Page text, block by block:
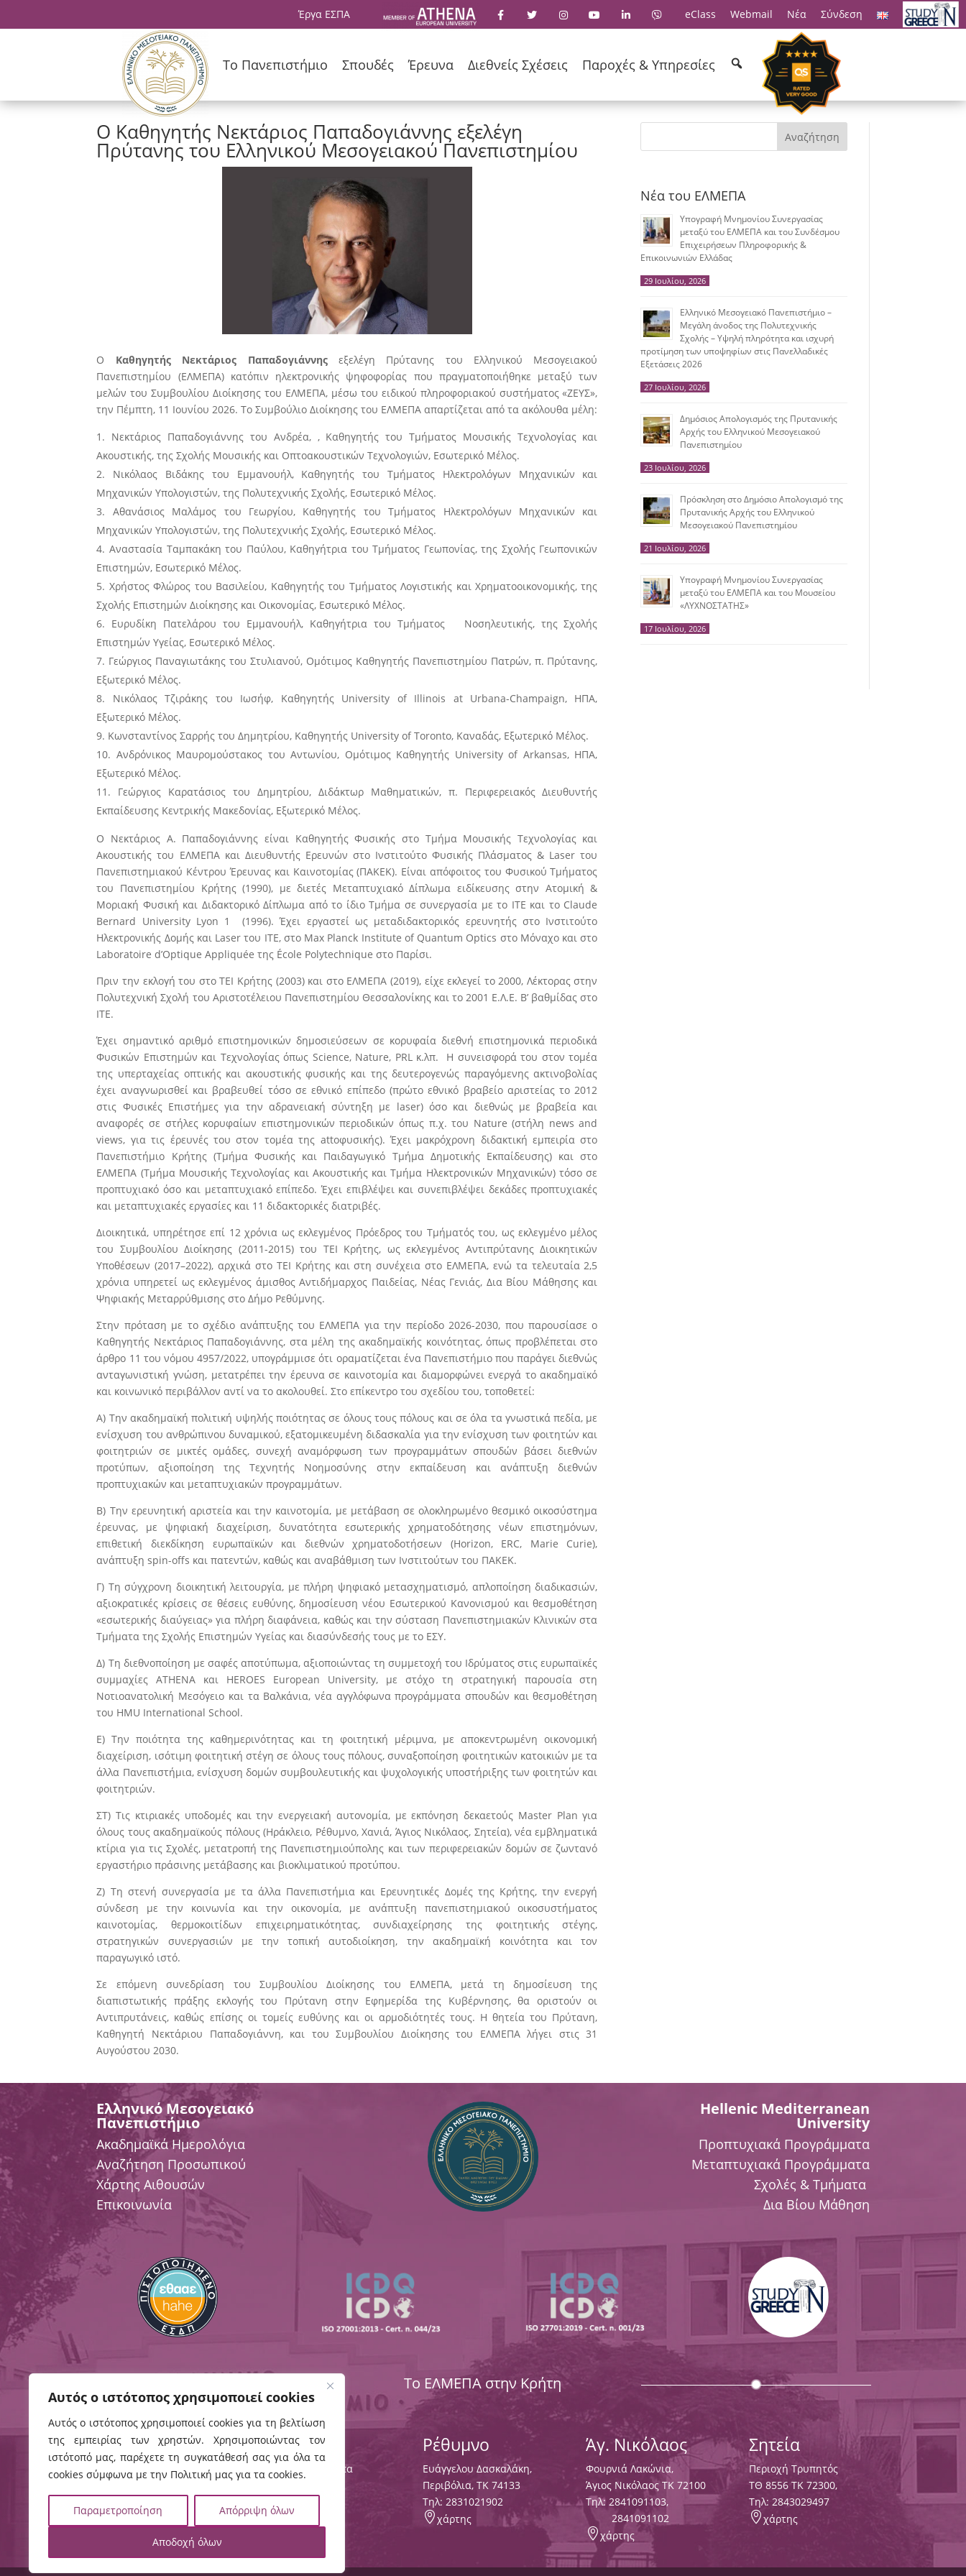
Αυτός ο ιστότοπος χρησιμοποιεί cookies
Αυτός ο ιστότοπος χρησιμοποιεί cookies για τη βελτίωση
της εμπειρίας των χρηστών. Χρησιμοποιώντας τον
ιστότοπό μας, παρέχετε τη συγκατάθεσή σας για όλα τα
cookies σύμφωνα με την Πολιτική μας για τα cookies.
Παραμετροποίηση Απόρριψη όλων
Αποδοχή όλων
Έργα ΕΣΠΑ eClass Webmail Νέα Σύνδεση
Το Πανεπιστήμιο Σπουδές Έρευνα Διεθνείς Σχέσεις Παροχές & Υπηρεσίες
Ο Καθηγητής Νεκτάριος Παπαδογιάννης εξελέγη
Πρύτανης του Ελληνικού Μεσογειακού Πανεπιστημίου
Ο Καθηγητής Νεκτάριος Παπαδογιάννηςεξελέγη Πρύτανης του Ελληνικού Μεσογειακού
Πανεπιστημίου (ΕΛΜΕΠΑ) κατόπιν ηλεκτρονικής ψηφοφορίας που πραγματοποιήθηκε μεταξύ των
μελών του Συμβουλίου Διοίκησης του ΕΛΜΕΠΑ, μέσω του ειδικού πληροφοριακού συστήματος «ΖΕΥΣ»,
την Πέμπτη, 11 Ιουνίου 2026. Το Συμβούλιο Διοίκησης του ΕΛΜΕΠΑ απαρτίζεται από τα ακόλουθα μέλη:
Νεκτάριος Παπαδογιάννης του Ανδρέα, , Καθηγητής του Τμήματος Μουσικής Τεχνολογίας και
Ακουστικής, της Σχολής Μουσικής και Οπτοακουστικών Τεχνολογιών, Εσωτερικό Μέλος.
Νικόλαος Βιδάκης του Εμμανουήλ, Καθηγητής του Τμήματος Ηλεκτρολόγων Μηχανικών και
Μηχανικών Υπολογιστών, της Πολυτεχνικής Σχολής, Εσωτερικό Μέλος.
Αθανάσιος Μαλάμος του Γεωργίου, Καθηγητής του Τμήματος Ηλεκτρολόγων Μηχανικών και
Μηχανικών Υπολογιστών, της Πολυτεχνικής Σχολής, Εσωτερικό Μέλος.
Αναστασία Ταμπακάκη του Παύλου, Καθηγήτρια του Τμήματος Γεωπονίας, της Σχολής Γεωπονικών
Επιστημών, Εσωτερικό Μέλος.
Χρήστος Φλώρος του Βασιλείου, Καθηγητής του Τμήματος Λογιστικής και Χρηματοοικονομικής, της
Σχολής Επιστημών Διοίκησης και Οικονομίας, Εσωτερικό Μέλος.
Ευρυδίκη Πατελάρου του Εμμανουήλ, Καθηγήτρια του Τμήματος Νοσηλευτικής, της Σχολής
Επιστημών Υγείας, Εσωτερικό Μέλος.
Γεώργιος Παναγιωτάκης του Στυλιανού, Ομότιμος Καθηγητής Πανεπιστημίου Πατρών, π. Πρύτανης,
Εξωτερικό Μέλος.
Νικόλαος Τζιράκης του Ιωσήφ, Καθηγητής University of Illinois at Urbana-Champaign, ΗΠΑ,
Εξωτερικό Μέλος.
Κωνσταντίνος Σαρρής του Δημητρίου, Καθηγητής University of Toronto, Καναδάς, Εξωτερικό Μέλος.
Ανδρόνικος Μαυρομούστακος του Αντωνίου, Ομότιμος Καθηγητής University of Arkansas, ΗΠΑ,
Εξωτερικό Μέλος.
Γεώργιος Καρατάσιος του Δημητρίου, Διδάκτωρ Μαθηματικών, π. Περιφερειακός Διευθυντής
Εκπαίδευσης Κεντρικής Μακεδονίας, Εξωτερικό Μέλος.
Ο Νεκτάριος Α. Παπαδογιάννης είναι Καθηγητής Φυσικής στο Τμήμα Μουσικής Τεχνολογίας και
Ακουστικής του ΕΛΜΕΠΑ και Διευθυντής Ερευνών στο Ινστιτούτο Φυσικής Πλάσματος & Laser του
Πανεπιστημιακού Κέντρου Έρευνας και Καινοτομίας (ΠΑΚΕΚ). Είναι απόφοιτος του Φυσικού Τμήματος
του Πανεπιστημίου Κρήτης (1990), με διετές Μεταπτυχιακό Δίπλωμα ειδίκευσης στην Ατομική &
Μοριακή Φυσική και Διδακτορικό Δίπλωμα από το ίδιο Τμήμα σε συνεργασία με το ΙΤΕ και το Claude
Bernard University Lyon 1 (1996). Έχει εργαστεί ως μεταδιδακτορικός ερευνητής στο Ινστιτούτο
Ηλεκτρονικής Δομής και Laser του ΙΤΕ, στο Max Planck Institute of Quantum Optics στο Μόναχο και στο
Laboratoire d’Optique Appliquée της École Polytechnique στο Παρίσι.
Πριν την εκλογή του στο ΤΕΙ Κρήτης (2003) και στο ΕΛΜΕΠΑ (2019), είχε εκλεγεί το 2000, Λέκτορας στην
Πολυτεχνική Σχολή του Αριστοτέλειου Πανεπιστημίου Θεσσαλονίκης και το 2001 Ε.Λ.Ε. Β’ βαθμίδας στο
ΙΤΕ.
Έχει σημαντικό αριθμό επιστημονικών δημοσιεύσεων σε κορυφαία διεθνή επιστημονικά περιοδικά
Φυσικών Επιστημών και Τεχνολογίας όπως Science, Nature, PRL κ.λπ. Η συνεισφορά του στον τομέα
της υπερταχείας οπτικής και ακουστικής φυσικής και της δευτερογενώς παραγόμενης ακτινοβολίας
έχει αναγνωρισθεί και βραβευθεί τόσο σε εθνικό επίπεδο (πρώτο εθνικό βραβείο αριστείας το 2012
στις Φυσικές Επιστήμες για την αδρανειακή σύντηξη με laser) όσο και διεθνώς με βραβεία και
αναφορές σε στήλες κορυφαίων επιστημονικών περιοδικών όπως π.χ. του Nature (στήλη news and
views, για τις έρευνές του στον τομέα της attoφυσικής). Έχει μακρόχρονη διδακτική εμπειρία στο
Πανεπιστήμιο Κρήτης (Τμήμα Φυσικής και Παιδαγωγικό Τμήμα Δημοτικής Εκπαίδευσης) και στο
ΕΛΜΕΠΑ (Τμήμα Μουσικής Τεχνολογίας και Ακουστικής και Τμήμα Ηλεκτρονικών Μηχανικών) τόσο σε
προπτυχιακό όσο και μεταπτυχιακό επίπεδο. Έχει επιβλέψει και συνεπιβλέψει δεκάδες προπτυχιακές
και μεταπτυχιακές εργασίες και 11 διδακτορικές διατριβές.
Διοικητικά, υπηρέτησε επί 12 χρόνια ως εκλεγμένος Πρόεδρος του Τμήματός του, ως εκλεγμένο μέλος
του Συμβουλίου Διοίκησης (2011-2015) του ΤΕΙ Κρήτης, ως εκλεγμένος Αντιπρύτανης Διοικητικών
Υποθέσεων (2017–2022), αρχικά στο ΤΕΙ Κρήτης και στη συνέχεια στο ΕΛΜΕΠΑ, ενώ τα τελευταία 2,5
χρόνια υπηρετεί ως εκλεγμένος άμισθος Αντιδήμαρχος Παιδείας, Νέας Γενιάς, Δια Βίου Μάθησης και
Ψηφιακής Μεταρρύθμισης στο Δήμο Ρεθύμνης.
Στην πρόταση με το σχέδιο ανάπτυξης του ΕΛΜΕΠΑ για την περίοδο 2026-2030, που παρουσίασε ο
Καθηγητής Νεκτάριος Παπαδογιάννης, στα μέλη της ακαδημαϊκής κοινότητας, όπως προβλέπεται στο
άρθρο 11 του νόμου 4957/2022, υπογράμμισε ότι οραματίζεται ένα Πανεπιστήμιο που παράγει διεθνώς
ανταγωνιστική γνώση, μετατρέπει την έρευνα σε καινοτομία και διαμορφώνει ενεργά το ακαδημαϊκό
και κοινωνικό περιβάλλον αντί να το ακολουθεί. Στο επίκεντρο του σχεδίου του, τοποθετεί:
Α) Την ακαδημαϊκή πολιτική υψηλής ποιότητας σε όλους τους πόλους και σε όλα τα γνωστικά πεδία, με
ενίσχυση του ανθρώπινου δυναμικού, εξατομικευμένη διδασκαλία για την ενίσχυση των φοιτητών και
φοιτητριών σε μικτές ομάδες, συνεχή αναμόρφωση των προγραμμάτων σπουδών βάσει διεθνών
προτύπων, αξιοποίηση της Τεχνητής Νοημοσύνης στην εκπαίδευση και ανάπτυξη διεθνών
προπτυχιακών και μεταπτυχιακών προγραμμάτων.
Β) Την ερευνητική αριστεία και την καινοτομία, με μετάβαση σε ολοκληρωμένο θεσμικό οικοσύστημα
έρευνας, με ψηφιακή διαχείριση, δυνατότητα εσωτερικής χρηματοδότησης νέων επιστημόνων,
επιθετική διεκδίκηση ευρωπαϊκών και διεθνών χρηματοδοτήσεων (Horizon, ERC, Marie Curie),
ανάπτυξη spin-offs και πατεντών, καθώς και αναβάθμιση των Ινστιτούτων του ΠΑΚΕΚ.
Γ) Τη σύγχρονη διοικητική λειτουργία, με πλήρη ψηφιακό μετασχηματισμό, απλοποίηση διαδικασιών,
αξιοκρατικές κρίσεις σε θέσεις ευθύνης, δημοσίευση νέου Εσωτερικού Κανονισμού και θεσμοθέτηση
«εσωτερικής διαύγειας» για πλήρη διαφάνεια, καθώς και την σύσταση Πανεπιστημιακών Κλινικών στα
Τμήματα της Σχολής Επιστημών Υγείας και διασύνδεσής τους με το ΕΣΥ.
Δ) Τη διεθνοποίηση με σαφές αποτύπωμα, αξιοποιώντας τη συμμετοχή του Ιδρύματος στις ευρωπαϊκές
συμμαχίες ATHENA και HEROES European University, με στόχο τη στρατηγική παρουσία στη
Νοτιοανατολική Μεσόγειο και τα Βαλκάνια, νέα αγγλόφωνα προγράμματα σπουδών και θεσμοθέτηση
του HMU International School.
Ε) Την ποιότητα της καθημερινότητας και τη φοιτητική μέριμνα, με αποκεντρωμένη οικονομική
διαχείριση, ισότιμη φοιτητική στέγη σε όλους τους πόλους, συναξοποίηση φοιτητικών κατοικιών με τα
άλλα Πανεπιστήμια, ενίσχυση δομών συμβουλευτικής και ψυχολογικής υποστήριξης των φοιτητών και
φοιτητριών.
ΣΤ) Τις κτιριακές υποδομές και την ενεργειακή αυτονομία, με εκπόνηση δεκαετούς Master Plan για
όλους τους ακαδημαϊκούς πόλους (Ηράκλειο, Ρέθυμνο, Χανιά, Άγιος Νικόλαος, Σητεία), νέα εμβληματικά
κτίρια για τις Σχολές, μετατροπή της Πανεπιστημιούπολης και των περιφερειακών δομών σε ζωντανό
εργαστήριο πράσινης μετάβασης και βιοκλιματικού προτύπου.
Ζ) Τη στενή συνεργασία με τα άλλα Πανεπιστήμια και Ερευνητικές Δομές της Κρήτης, την ενεργή
σύνδεση με την κοινωνία και την οικονομία, με ανάπτυξη πανεπιστημιακού οικοσυστήματος
καινοτομίας, θερμοκοιτίδων επιχειρηματικότητας, συνδιαχείρησης της φοιτητικής στέγης,
στρατηγικών συνεργασιών με την τοπική αυτοδιοίκηση, την ακαδημαϊκή κοινότητα και τον
παραγωγικό ιστό.
Σε επόμενη συνεδρίαση του Συμβουλίου Διοίκησης του ΕΛΜΕΠΑ, μετά τη δημοσίευση της
διαπιστωτικής πράξης εκλογής του Πρύτανη στην Εφημερίδα της Κυβέρνησης, θα οριστούν οι
Αντιπρυτάνεις, καθώς επίσης οι τομείς ευθύνης και οι αρμοδιότητές τους. Η θητεία του Πρύτανη,
Καθηγητή Νεκτάριου Παπαδογιάννη, και του Συμβουλίου Διοίκησης του ΕΛΜΕΠΑ λήγει στις 31
Αυγούστου 2030.
Αναζήτηση
Νέα του ΕΛΜΕΠΑ
Υπογραφή Μνημονίου Συνεργασίας
μεταξύ του ΕΛΜΕΠΑ και του Συνδέσμου
Επιχειρήσεων Πληροφορικής &
Επικοινωνιών Ελλάδας
29 Ιουλίου, 2026
Ελληνικό Μεσογειακό Πανεπιστήμιο –
Μεγάλη άνοδος της Πολυτεχνικής
Σχολής – Υψηλή πληρότητα και ισχυρή
προτίμηση των υποψηφίων στις Πανελλαδικές
Εξετάσεις 2026
27 Ιουλίου, 2026
Δημόσιος Απολογισμός της Πρυτανικής
Αρχής του Ελληνικού Μεσογειακού
Πανεπιστημίου
23 Ιουλίου, 2026
Πρόσκληση στο Δημόσιο Απολογισμό της
Πρυτανικής Αρχής του Ελληνικού
Μεσογειακού Πανεπιστημίου
21 Ιουλίου, 2026
Υπογραφή Μνημονίου Συνεργασίας
μεταξύ του ΕΛΜΕΠΑ και του Μουσείου
«ΛΥΧΝΟΣΤΑΤΗΣ»
17 Ιουλίου, 2026
Ελληνικό Μεσογειακό
Πανεπιστήμιο
Ακαδημαϊκά Ημερολόγια
Αναζήτηση Προσωπικού
Χάρτης Αιθουσών
Επικοινωνία
Hellenic Mediterranean
University
Προπτυχιακά Προγράμματα
Μεταπτυχιακά Προγράμματα
Σχολές & Τμήματα
Δια Βίου Μάθηση
Το ΕΛΜΕΠΑ στην Κρήτη
Ηράκλειο
Εσταυρωμένος
2810379200
 Πρωτόκολλο
Χανιά
Ρωμανού 3, Χαλέπα
2821023058
Ρέθυμνο
Ευάγγελου Δασκαλάκη,
Περιβόλια, ΤΚ 74133
Tηλ:2831021902
χάρτης
Άγ. Νικόλαος
Φουρνιά Λακώνια,
Άγιος Νικόλαος ΤΚ 72100
Τηλ: 2841091103,
2841091102
χάρτης
Σητεία
Περιοχή Τρυπητός
ΤΘ 8556 ΤΚ 72300,
Τηλ: 2843029497
χάρτης